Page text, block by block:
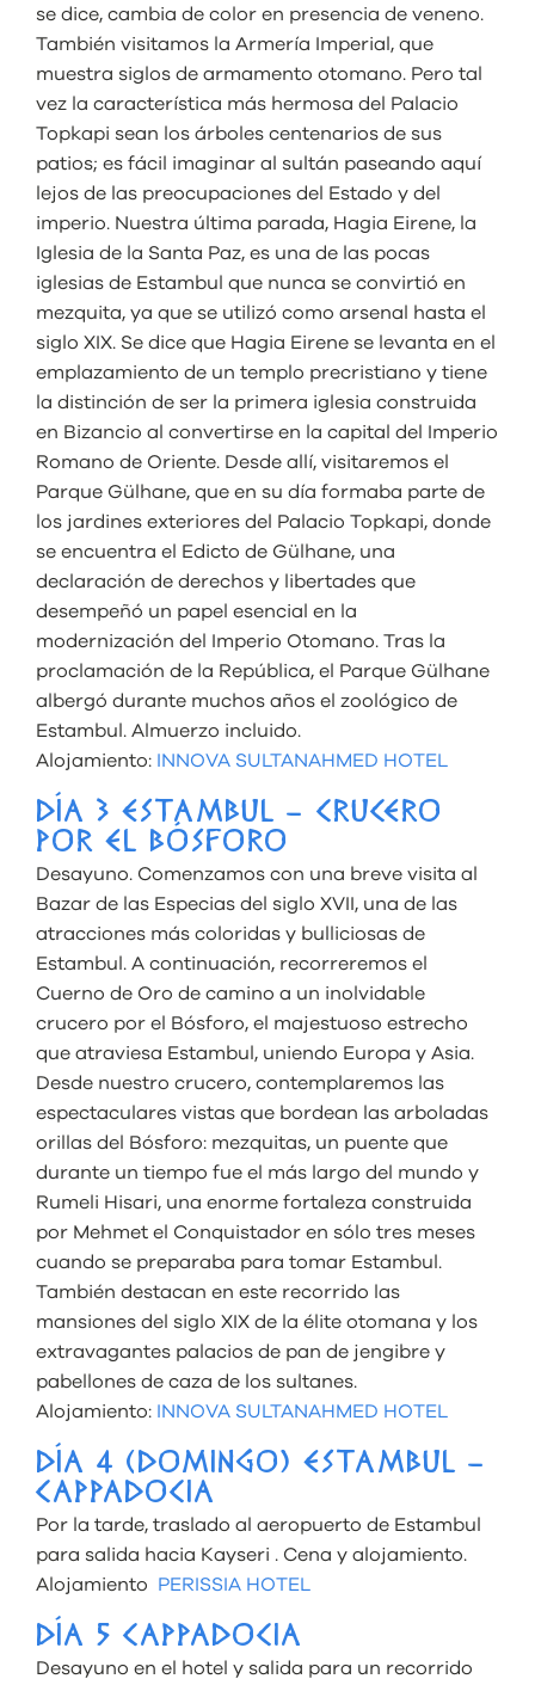
se dice, cambia de color en presencia de veneno.
También visitamos la Armería Imperial, que
muestra siglos de armamento otomano. Pero tal
vez la característica más hermosa del Palacio
Topkapi sean los árboles centenarios de sus
patios; es fácil imaginar al sultán paseando aquí
lejos de las preocupaciones del Estado y del
imperio. Nuestra última parada, Hagia Eirene, la
Iglesia de la Santa Paz, es una de las pocas
iglesias de Estambul que nunca se convirtió en
mezquita, ya que se utilizó como arsenal hasta el
siglo XIX. Se dice que Hagia Eirene se levanta en el
emplazamiento de un templo precristiano y tiene
la distinción de ser la primera iglesia construida
en Bizancio al convertirse en la capital del Imperio
Romano de Oriente. Desde allí, visitaremos el
Parque Gülhane, que en su día formaba parte de
los jardines exteriores del Palacio Topkapi, donde
se encuentra el Edicto de Gülhane, una
declaración de derechos y libertades que
desempeñó un papel esencial en la
modernización del Imperio Otomano. Tras la
proclamación de la República, el Parque Gülhane
albergó durante muchos años el zoológico de
Estambul. Almuerzo incluido.
Alojamiento: INNOVA SULTANAHMED HOTEL
DÍA 3 ESTAMBUL – CRUCERO
POR EL BÓSFORO
Desayuno. Comenzamos con una breve visita al
Bazar de las Especias del siglo XVII, una de las
atracciones más coloridas y bulliciosas de
Estambul. A continuación, recorreremos el
Cuerno de Oro de camino a un inolvidable
crucero por el Bósforo, el majestuoso estrecho
que atraviesa Estambul, uniendo Europa y Asia.
Desde nuestro crucero, contemplaremos las
espectaculares vistas que bordean las arboladas
orillas del Bósforo: mezquitas, un puente que
durante un tiempo fue el más largo del mundo y
Rumeli Hisari, una enorme fortaleza construida
por Mehmet el Conquistador en sólo tres meses
cuando se preparaba para tomar Estambul.
También destacan en este recorrido las
mansiones del siglo XIX de la élite otomana y los
extravagantes palacios de pan de jengibre y
pabellones de caza de los sultanes.
Alojamiento: INNOVA SULTANAHMED HOTEL
DÍA 4 (DOMINGO) ESTAMBUL –
CAPPADOCIA
Por la tarde, traslado al aeropuerto de Estambul
para salida hacia Kayseri . Cena y alojamiento.
Alojamiento PERISSIA HOTEL
DÍA 5 CAPPADOCIA
Desayuno en el hotel y salida para un recorrido